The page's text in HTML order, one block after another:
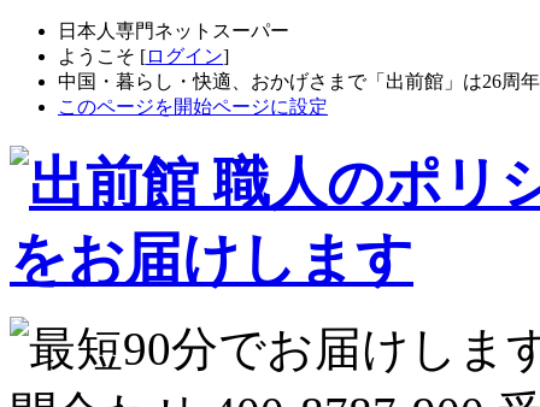
日本人専門ネットスーパー
ようこそ [ログイン]
中国・暮らし・快適、おかげさまで「出前館」は26周
このページを開始ページに設定